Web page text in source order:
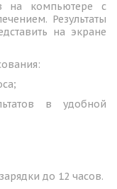
на компьютере с
Результаты
на экране
в удобной
до 12 часов.